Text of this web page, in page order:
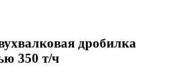
дробилка
350 т/ч